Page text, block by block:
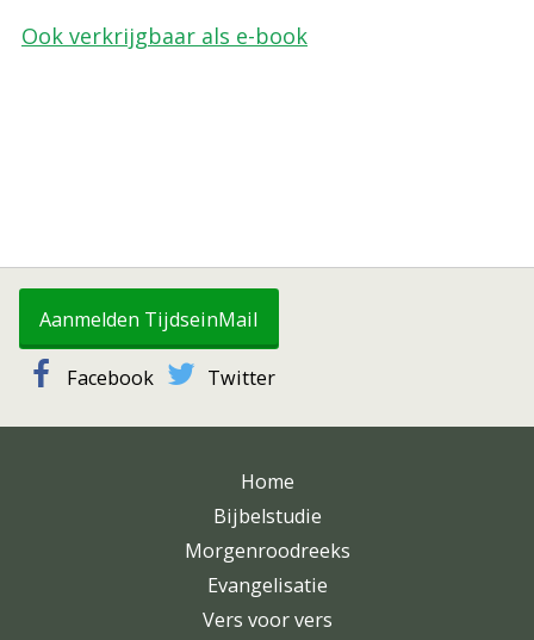
Ook verkrijgbaar als e-book
Aanmelden TijdseinMail
Facebook Twitter
Home
Bijbelstudie
Morgenroodreeks
Evangelisatie
Vers voor vers